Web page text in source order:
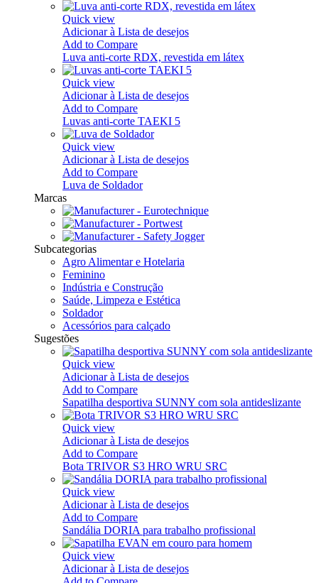
Quick view
Adicionar à Lista de desejos
Add to Compare
Luva anti-corte RDX, revestida em látex
Quick view
Adicionar à Lista de desejos
Add to Compare
Luvas anti-corte TAEKI 5
Quick view
Adicionar à Lista de desejos
Add to Compare
Luva de Soldador
Marcas
Subcategorias
Agro Alimentar e Hotelaria
Feminino
Indústria e Construção
Saúde, Limpeza e Estética
Soldador
Acessórios para calçado
Sugestões
Quick view
Adicionar à Lista de desejos
Add to Compare
Sapatilha desportiva SUNNY com sola antideslizante
Quick view
Adicionar à Lista de desejos
Add to Compare
Bota TRIVOR S3 HRO WRU SRC
Quick view
Adicionar à Lista de desejos
Add to Compare
Sandália DORIA para trabalho profissional
Quick view
Adicionar à Lista de desejos